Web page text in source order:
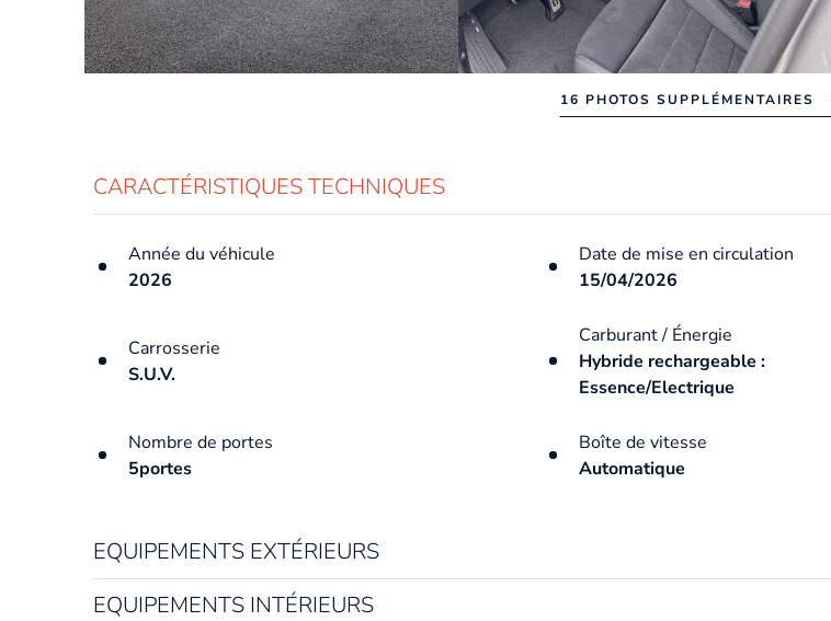
16 PHOTOS SUPPLÉMENTAIRES
CARACTÉRISTIQUES TECHNIQUES
Année du véhicule
2026
Date de mise en circulation
15/04/2026
Carrosserie
S.U.V.
Carburant / Énergie
Hybride rechargeable :
Essence/Electrique
Nombre de portes
5portes
Boîte de vitesse
Automatique
EQUIPEMENTS EXTÉRIEURS
EQUIPEMENTS INTÉRIEURS